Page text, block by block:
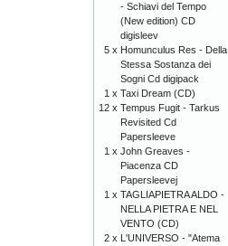
- Schiavi del Tempo
(New edition) CD
digisleev
5 x Homunculus Res - Della
Stessa Sostanza dei
Sogni Cd digipack
1 x Taxi Dream (CD)
12 x Tempus Fugit - Tarkus
Revisited Cd
Papersleeve
1 x John Greaves -
Piacenza CD
Papersleevej
1 x TAGLIAPIETRA ALDO -
NELLA PIETRA E NEL
VENTO (CD)
2 x L'UNIVERSO - "Atema